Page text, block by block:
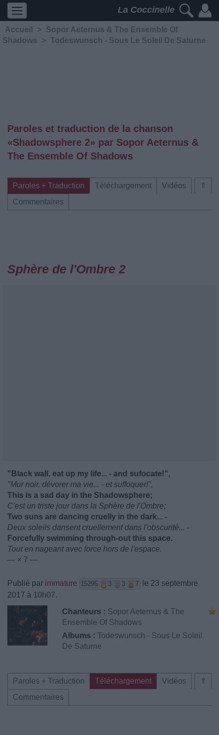
La Coccinelle
Accueil >
Sopor Aeternus & The Ensemble Of
Shadows
> Todeswunsch - Sous Le Soleil De Saturne
Paroles et traduction de la chanson
«Shadowsphere 2» par Sopor Aeternus &
The Ensemble Of Shadows
⇑
Paroles + Traduction Téléchargement
Vidéos
Commentaires
Sphère de l'Ombre 2
"Black wall, eat up my life... - and sufocate!",
"Mur noir, dévorer ma vie... - et suffoquer!",
This is a sad day in the Shadowsphere;
C'est un triste jour dans la Sphère de l'Ombre;
Two suns are dancing cruelly in the dark... -
Deux soleils dansent cruellement dans l'obscurité... -
Forcefully swimming through-out this space.
Tout en nageant avec force hors de l'espace.
— × 7 —
Publié par immature 15295 3 3 7
le 23 septembre
2017 à 10h07.
Chanteurs : Sopor Aeternus & The
Ensemble Of Shadows
Albums : Todeswunsch - Sous Le Soleil
De Saturne
⇑
Paroles + Traduction Téléchargement
Vidéos
Commentaires